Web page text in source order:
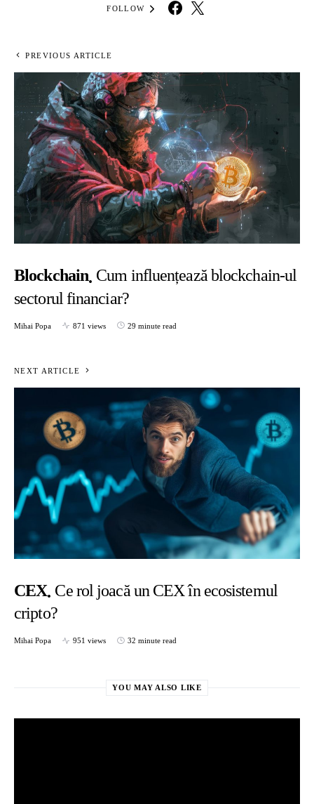
FOLLOW
PREVIOUS ARTICLE
Blockchain Cum influențează blockchain-ul
sectorul financiar?
Mihai Popa 871 views 29 minute read
NEXT ARTICLE
CEX Ce rol joacă un CEX în ecosistemul
cripto?
Mihai Popa 951 views 32 minute read
YOU MAY ALSO LIKE